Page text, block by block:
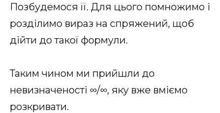
Позбудемося її. Для цього помножимо і
розділимо вираз на спряжений, щоб
дійти до такої формули.
Таким чином ми прийшли до
невизначеності ∞/∞, яку вже вміємо
розкривати.